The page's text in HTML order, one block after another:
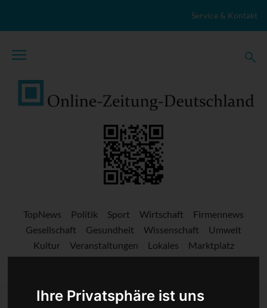
Ihre Privatsphäre ist uns
Service & Kontakt
TopNews Politik Sport Wirtschaft
Firmennews
Gesellschaft
Gesundheit Wissenschaft
Umwelt
Kultur
Veranstaltungen Lokales
Marktplatz
Stellenangebote